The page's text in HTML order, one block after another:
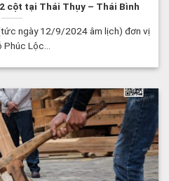
cột tại Thái Thụy – Thái Bình
ngày 12/9/2024 âm lịch) đơn vị
Lộc...